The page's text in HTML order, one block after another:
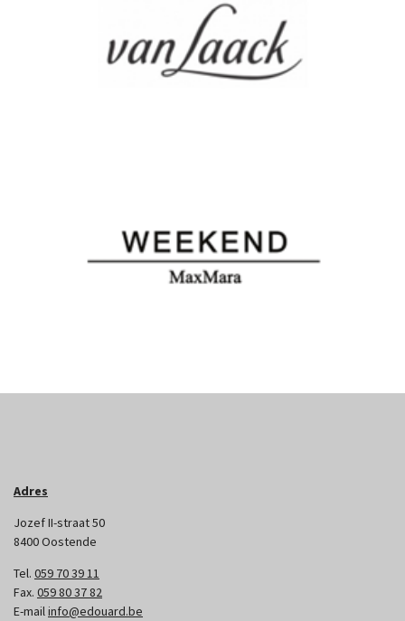
Adres
Jozef II-straat 50
8400 Oostende
Tel. 059 70 39 11
Fax. 059 80 37 82
E-mailinfo@edouard.be